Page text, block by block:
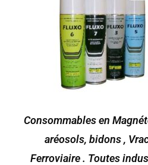
Consommables en
aréosols, bidons ,
Ferroviaire . Toutes